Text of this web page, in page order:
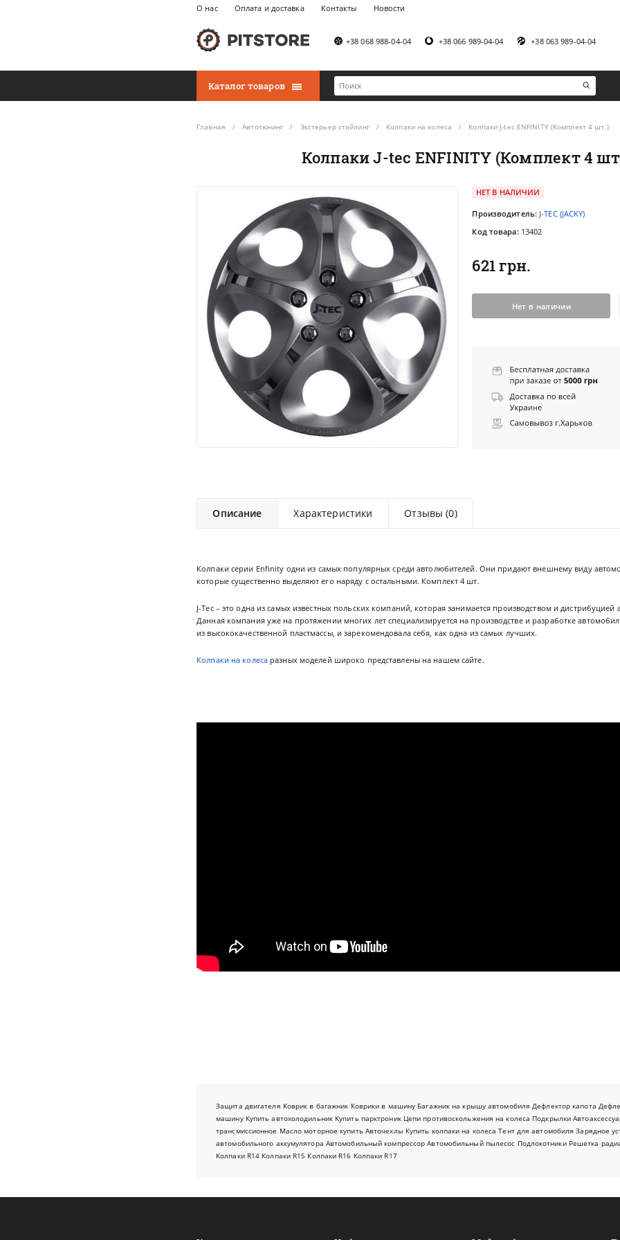
О нас Оплата и доставка Контакты Новости
+38 068 988-04-04 +38 066 989-04-04 +38 063 989-04-04
Каталог товаров
Главная Автотюнинг Экстерьер стайлинг Колпаки на колеса Колпаки J-tec ENFINITY (Комплект 4 шт.)
Колпаки J-tec ENFINITY (Комплект 4
НЕТ В НАЛИЧИИ
Производитель: J-TEC (JACKY)
Код товара: 13402
621 грн.
Нет в наличии
Описание Характеристики Отзывы (0)
Колпаки серии Enfinity одни из самых популярных среди автолюбителей. Они придают внешнему виду
которые существенно выделяют его наряду с остальными. Комплект 4 шт.
J-Tec – это одна из самых известных польских компаний, которая занимается производством и дистрибуцией
Данная компания уже на протяжении многих лет специализируется на производстве и разработке
из высококачественной пластмассы, и зарекомендовала себя, как одна из самых лучших.
Колпаки на колеса разных моделей широко представлены на нашем сайте.
Защита двигателя Коврик в багажник Коврики в машину Багажник на крышу автомобиля Дефлектор капота
машину Купить автохолодильник Купить парктроник Цепи противоскольжения на колеса Подкрылки
трансмиссионное Масло моторное купить Авточехлы Купить колпаки на колеса Тент для автомобиля Зарядное
автомобильного аккумулятора Автомобильный компрессор Автомобильный пылесос Подлокотники Решетка
Колпаки R14 Колпаки R15 Колпаки R16 Колпаки R17